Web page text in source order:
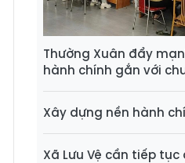
Thường Xuân đẩy
hành chính gắn với
Xây dựng nền hành
Xã Lưu Vệ cần tiếp